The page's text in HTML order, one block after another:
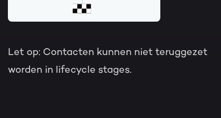
Let op: Contacten kunnen niet teruggezet
worden in lifecycle stages.